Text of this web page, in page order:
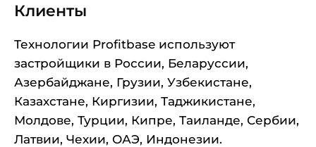
Клиенты
Технологии Profitbase используют
застройщики в России, Беларуссии,
Азербайджане, Грузии, Узбекистане,
Казахстане, Киргизии, Таджикистане,
Молдове, Турции, Кипре, Таиланде, Сербии,
Латвии, Чехии, ОАЭ, Индонезии.